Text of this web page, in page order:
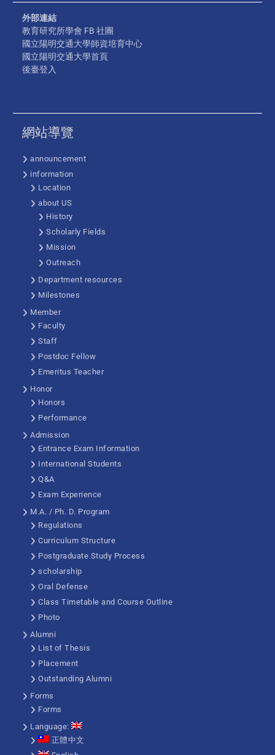
外部連結
教育研究所學會 FB 社團
國立陽明交通大學師資培育中心
國立陽明交通大學首頁
後臺登入
網站導覽
announcement
information
Location
about US
History
Scholarly Fields
Mission
Outreach
Department resources
Milestones
Member
Faculty
Staff
Postdoc Fellow
Emeritus Teacher
Honor
Honors
Performance
Admission
Entrance Exam Information
International Students
Q&A
Exam Experience
M.A. / Ph. D. Program
Regulations
Curriculum Structure
Postgraduate Study Process
scholarship
Oral Defense
Class Timetable and Course Outline
Photo
Alumni
List of Thesis
Placement
Outstanding Alumni
Forms
Forms
Language:
正體中文